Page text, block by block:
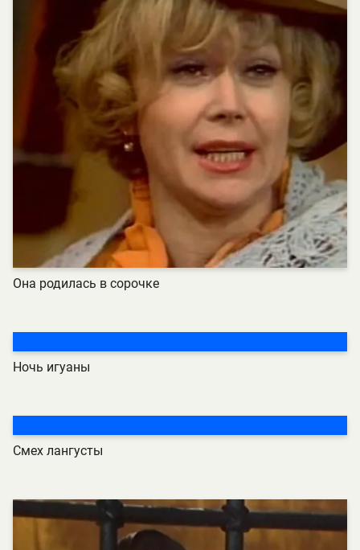
Она родилась в сорочке
Ночь игуаны
Смех лангусты